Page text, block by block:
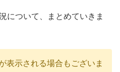
について、まとめていきま
表示される場合もございま